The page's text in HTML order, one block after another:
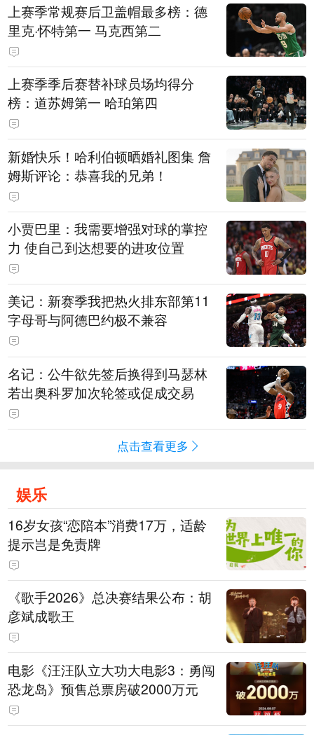
上赛季常规赛后卫盖帽最多榜：德
里克·怀特第一 马克西第二
上赛季季后赛替补球员场均得分
榜：道苏姆第一 哈珀第四
新婚快乐！哈利伯顿晒婚礼图集 詹
姆斯评论：恭喜我的兄弟！
小贾巴里：我需要增强对球的掌控
力 使自己到达想要的进攻位置
美记：新赛季我把热火排东部第11
字母哥与阿德巴约极不兼容
名记：公牛欲先签后换得到马瑟林
若出奥科罗加次轮签或促成交易
点击查看更多
娱乐
16岁女孩“恋陪本”消费17万，适龄
提示岂是免责牌
《歌手2026》总决赛结果公布：胡
彦斌成歌王
电影《汪汪队立大功大电影3：勇闯
恐龙岛》预售总票房破2000万元